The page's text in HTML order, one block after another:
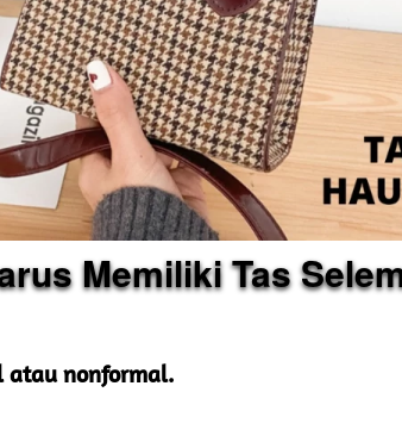
Memiliki Tas
atau nonformal.